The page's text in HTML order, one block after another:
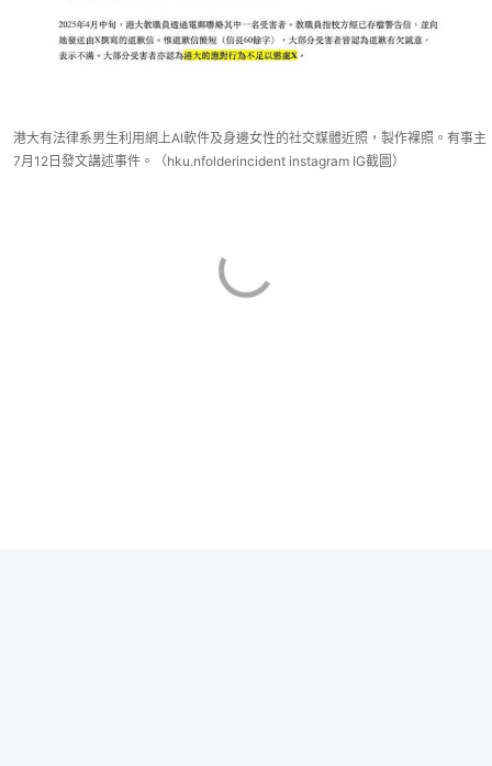
港大有法律系男生利用網上AI軟件及身邊女性的社交媒體近照，製作裸照。有事主
7月12日發文講述事件。（hku.nfolderincident instagram IG截圖）